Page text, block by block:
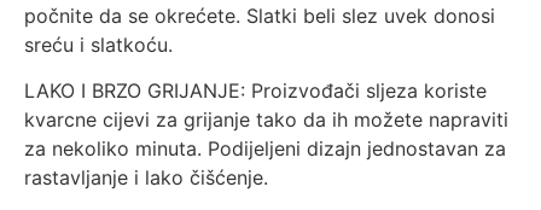
počnite da se okrećete. Slatki beli slez uvek donosi
sreću i slatkoću.
LAKO I BRZO GRIJANJE: Proizvođači sljeza koriste
kvarcne cijevi za grijanje tako da ih možete napraviti
za nekoliko minuta. Podijeljeni dizajn jednostavan za
rastavljanje i lako čišćenje.